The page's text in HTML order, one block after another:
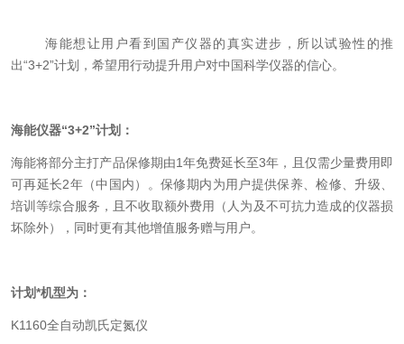
海能想让用户看到国产仪器的真实进步，所以试验性的推
出“3+2”计划 ，希望用行动提升用户对中国科学仪器的信心。
海能仪器“3+2”计划 ：
海能将部分主打产品保修期由1年免费延长至3年， 且仅需少量费用 即
可再延长2年（中国内）。保修期内为用户提供保养、检修、升级、
培训等综合服务，且不收取额外费用（人为及不可抗力造成的仪器损
坏除外），同时更有其他增值服务赠与用户。
计划*机型为：
K1160全自动凯氏定氮仪